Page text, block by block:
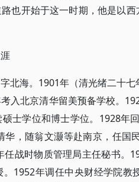
也开始于这一时期，他是以
北海。1901年（清光绪二十
入北京清华留美预备学校。
士学位和博士学位。1928年
华，随翁文灏等赴南京，任国
任战时物质管理局主任秘书。
1952年调任中央财经学院教